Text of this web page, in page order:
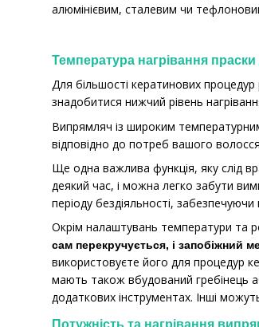
алюмінієвим, сталевим чи
Температура нагрівання
Для більшості кератинових
знадобитися нижчий рівень
Випрямляч із широким
відповідно до потреб вашого
Ще одна важлива функція, яку слід
деякий час, і можна легко забути
періоду бездіяльності,
Окрім налаштувань температури та
сам перекручується, і запобіжний
використовуєте його для процедур
мають також вбудований гребінець
додаткових інструментах. Інші